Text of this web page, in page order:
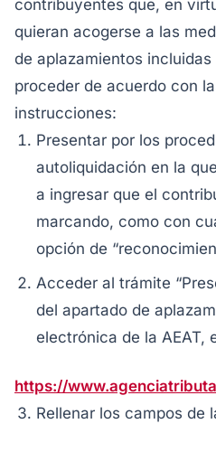
contribuyentes que, en
quieran acogerse a las
de aplazamientos
proceder de acuerdo con
instrucciones:
Presentar por los
autoliquidación en la
a ingresar que el
marcando, como con
opción de
Acceder al trámite
del apartado de
electrónica de la AEAT,
https://
Rellenar los campos de